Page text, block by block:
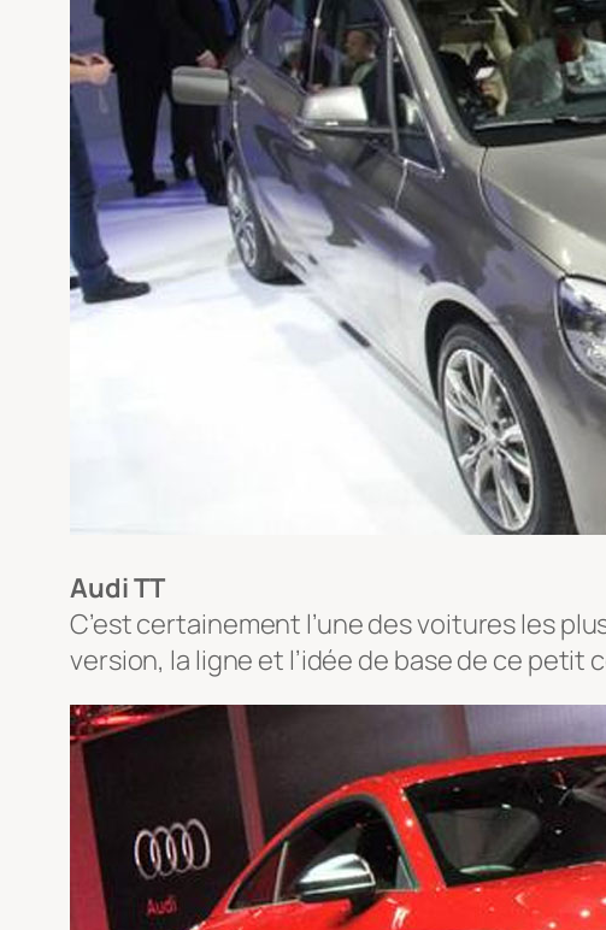
Audi TT
C’est certainement l’une des voitures les
version, la ligne et l’idée de base de ce petit